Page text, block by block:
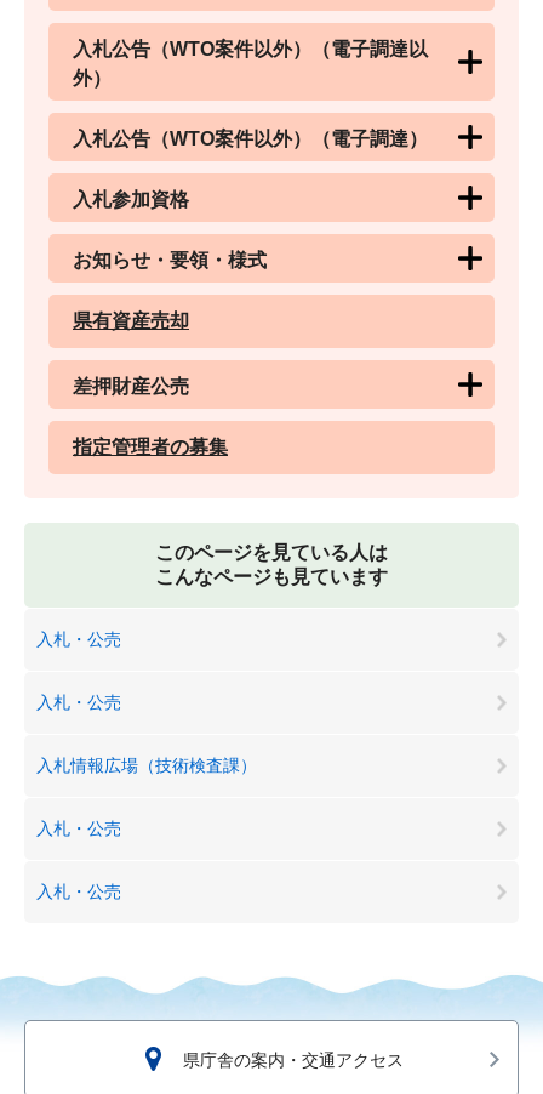
入札公告（WTO案件以外）（電子調達以
外）
入札公告（WTO案件以外）（電子調達）
入札参加資格
お知らせ・要領・様式
県有資産売却
差押財産公売
指定管理者の募集
このページを見ている人は
こんなページも見ています
入札・公売
入札・公売
入札情報広場（技術検査課）
入札・公売
入札・公売
県庁舎の案内・交通アクセス